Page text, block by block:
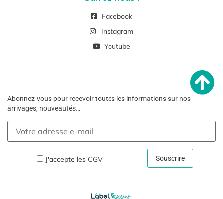
Facebook
Instagram
Youtube
Abonnez-vous pour recevoir toutes les informations sur nos
arrivages, nouveautés…
J'accepte les CGV